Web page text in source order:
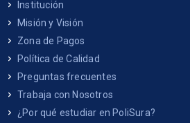
Institución
Misión y Visión
Zona de Pagos
Política de Calidad
Preguntas frecuentes
Trabaja con Nosotros
¿Por qué estudiar en PoliSura?